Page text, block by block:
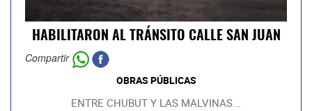
HABILITARON AL TRÁNSITO CALLE SAN JUAN
Compartir
OBRAS PÚBLICAS
ENTRE CHUBUT Y LAS MALVINAS...